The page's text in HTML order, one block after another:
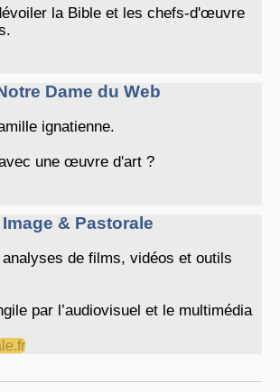
la Bible et les chefs-d'œuvre
Dame du Web
ignatienne.
une œuvre d'art ?
Image & Pastorale
de films, vidéos et outils
par l’audiovisuel et le multimédia